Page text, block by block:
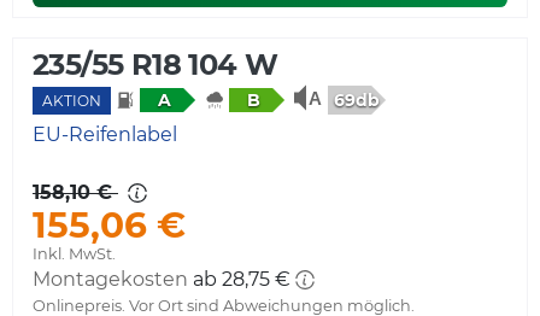
235/55 R18 104 W
AKTION A B 69db
EU-Reifenlabel
158,10 €
155,06 €
Inkl. MwSt.
Montagekosten ab 28,75 €
Onlinepreis. Vor Ort sind Abweichungen möglich.